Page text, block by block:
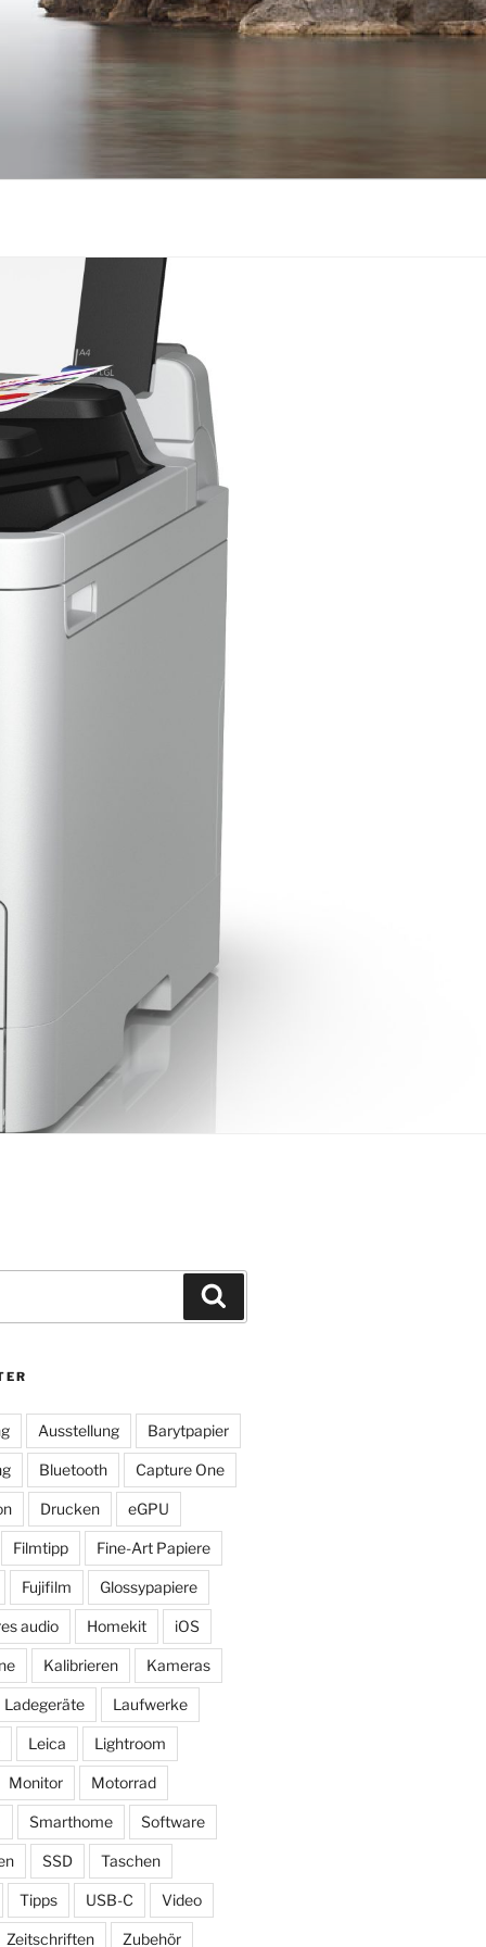
Ausstellung Barytpapier
Bluetooth Capture One
Drucken eGPU
Filmtipp Fine-Art Papiere
Fujifilm Glossypapiere
audio Homekit iOS
Kalibrieren Kameras
Ladegeräte Laufwerke
Leica Lightroom
Monitor Motorrad
Smarthome Software
SSD Taschen
Tipps USB-C Video
Zeitschriften Zubehör